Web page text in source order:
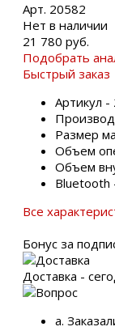
Арт. 20582
Нет в наличии
21 780 руб.
Подобрать
Быстрый заказ
Артикул -
Размер
Объем
Объем
Bluetooth
Все
Бонус за
Доставка -
a.